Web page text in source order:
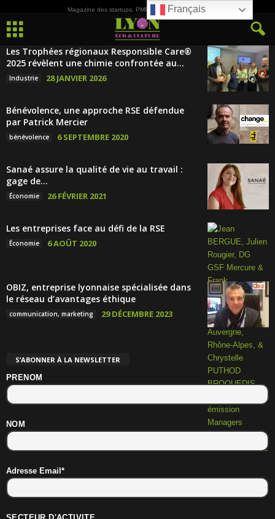
Magazine des startups, PME, ETI et de la Culture
Les Trophées régionaux Responsible Care®
2025 révèlent une chimie confrontée au...
Industrie 28 JANVIER 2026
Bénévolence, une approche RSE défendue
par Patrick Mercier
bénévolence 6 SEPTEMBRE 2020
Sanaé assure la qualité de vie au travail :
gage de...
Économie 26 FÉVRIER 2021
Les entreprises face au défi de la RSE
Économie 6 AOÛT 2020
OBIZ, entreprise lyonnaise spécialisée dans
le réseau d’avantages éthique
communication, marketing 29 DÉCEMBRE 2023
S’ABONNER À LA NEWSLETTER
PRENOM
NOM
Adresse Email*
Français